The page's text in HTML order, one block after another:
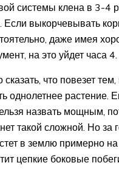
системы клена в 3-4
Если выкорчевывать
даже имея
на это уйдет часа 4.
что повезет тем,
однолетнее растение.
назвать мощным,
такой сложной. Но за
в землю примерно на
цепкие боковые